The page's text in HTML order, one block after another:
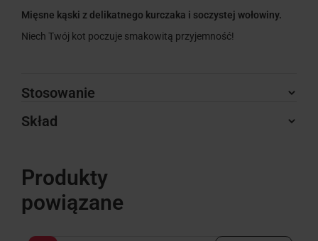
Mięsne kąski z delikatnego kurczaka i soczystej wołowiny.
Niech Twój kot poczuje smakowitą przyjemność!
Stosowanie
Skład
Produkty
powiązane